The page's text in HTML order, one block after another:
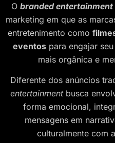
O branded entertainment
marketing em que as
entretenimento como
eventospara engajar
mais orgânica e
Diferente dos anúncios
entertainmentbusca
forma emocional,
mensagens em
culturalmente com